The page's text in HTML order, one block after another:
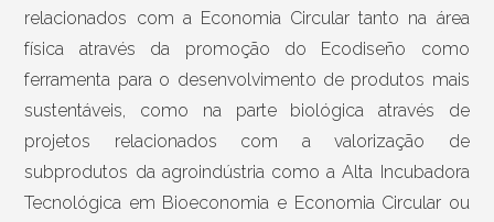
relacionados com a Economia Circular tanto na área
física através da promoção do Ecodiseño como
ferramenta para o desenvolvimento de produtos mais
sustentáveis, como na parte biológica através de
projetos relacionados com a valorização de
subprodutos da agroindústria como a Alta Incubadora
Tecnológica em Bioeconomia e Economia Circular ou